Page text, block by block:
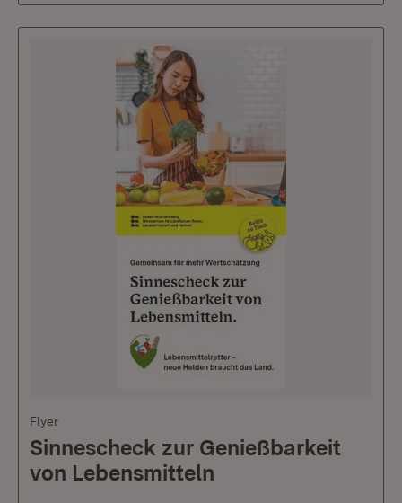
Flyer
Sinnescheck zur Genießbarkeit
von Lebensmitteln